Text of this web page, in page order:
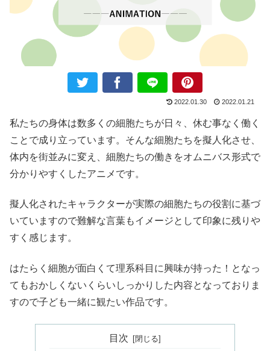
2022.01.30 2022.01.21
私たちの身体は数多くの細胞たちが日々、休む事なく働く
ことで成り立っています。そんな細胞たちを擬人化させ、
体内を街並みに変え、細胞たちの働きをオムニバス形式で
分かりやすくしたアニメです。
擬人化されたキャラクターが実際の細胞たちの役割に基づ
いていますので難解な言葉もイメージとして印象に残りや
すく感じます。
はたらく細胞が面白くて理系科目に興味が持った！となっ
てもおかしくないくらいしっかりした内容となっておりま
すので子ども一緒に観たい作品です。
目次